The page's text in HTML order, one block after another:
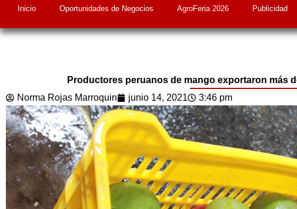
Inicio Oportunidades de Negocios AgroFeria 2026 Publicidad
Productores peruanos de mango exportaron más
Norma Rojas Marroquin
junio 14, 2021 3:46 pm